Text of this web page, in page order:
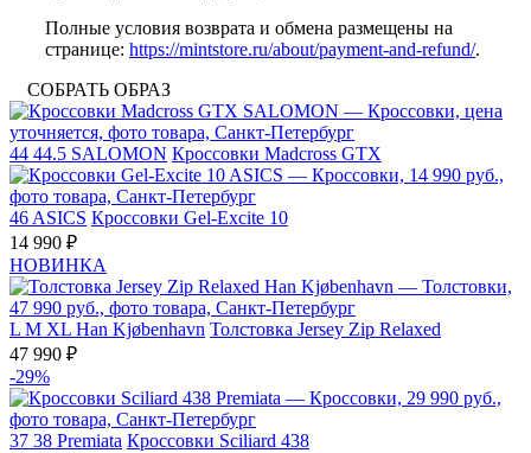
Полные условия возврата и обмена размещены на
странице: https://mintstore.ru/about/payment-and-refund/.
СОБРАТЬ ОБРАЗ
44 44.5 SALOMON Кроссовки Madcross GTX
46 ASICS Кроссовки Gel-Excite 10
14 990 ₽
НОВИНКА
L M XL Han Kjøbenhavn Толстовка Jersey Zip Relaxed
47 990 ₽
-29%
37 38 Premiata Кроссовки Sciliard 438